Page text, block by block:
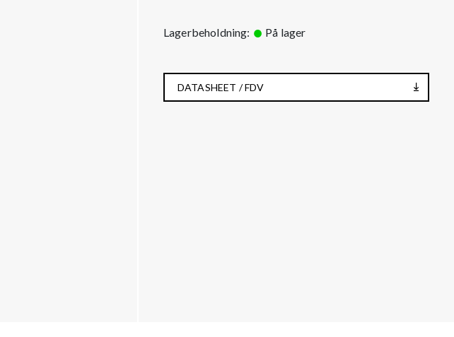
Lagerbeholdning: På lager
DATASHEET / FDV